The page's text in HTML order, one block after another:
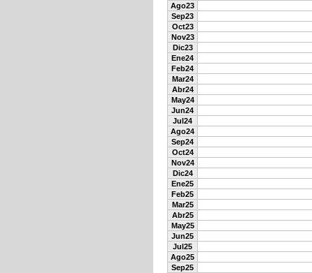
Ago23
Sep23
Oct23
Nov23
Dic23
Ene24
Feb24
Mar24
Abr24
May24
Jun24
Jul24
Ago24
Sep24
Oct24
Nov24
Dic24
Ene25
Feb25
Mar25
Abr25
May25
Jun25
Jul25
Ago25
Sep25